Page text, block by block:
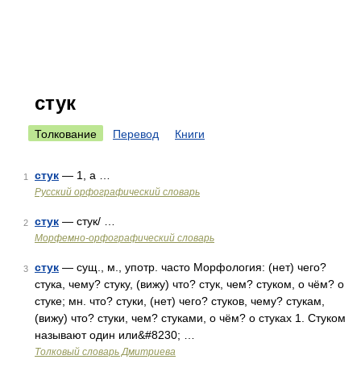
стук
Толкование Перевод Книги
1 стук — 1, а …
Русский орфографический словарь
2 стук — стук/ …
Морфемно-орфографический словарь
3 стук — сущ., м., употр. часто Морфология: (нет) чего?
стука, чему? стуку, (вижу) что? стук, чем? стуком, о чём? о
стуке; мн. что? стуки, (нет) чего? стуков, чему? стукам,
(вижу) что? стуки, чем? стуками, о чём? о стуках 1. Стуком
называют один или&#8230; …
Толковый словарь Дмитриева